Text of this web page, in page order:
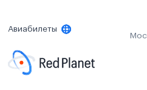
Авиабилеты